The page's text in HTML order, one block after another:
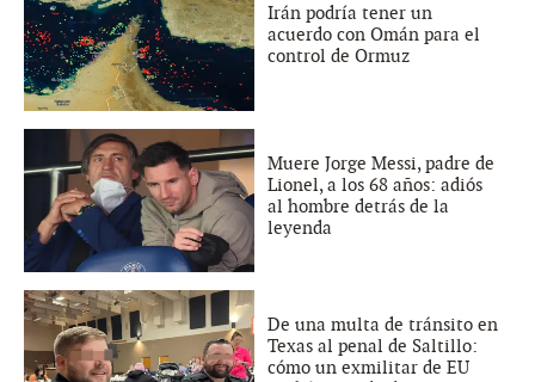
Irán podría tener un
acuerdo con Omán para el
control de Ormuz
Muere Jorge Messi, padre de
Lionel, a los 68 años: adiós
al hombre detrás de la
leyenda
De una multa de tránsito en
Texas al penal de Saltillo:
cómo un exmilitar de EU